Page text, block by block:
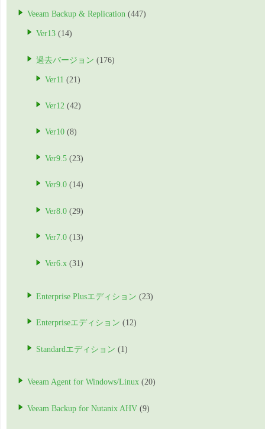
Veeam Backup & Replication (447)
Ver13 (14)
過去バージョン (176)
Ver11 (21)
Ver12 (42)
Ver10 (8)
Ver9.5 (23)
Ver9.0 (14)
Ver8.0 (29)
Ver7.0 (13)
Ver6.x (31)
Enterprise Plusエディション (23)
Enterpriseエディション (12)
Standardエディション (1)
Veeam Agent for Windows/Linux (20)
Veeam Backup for Nutanix AHV (9)